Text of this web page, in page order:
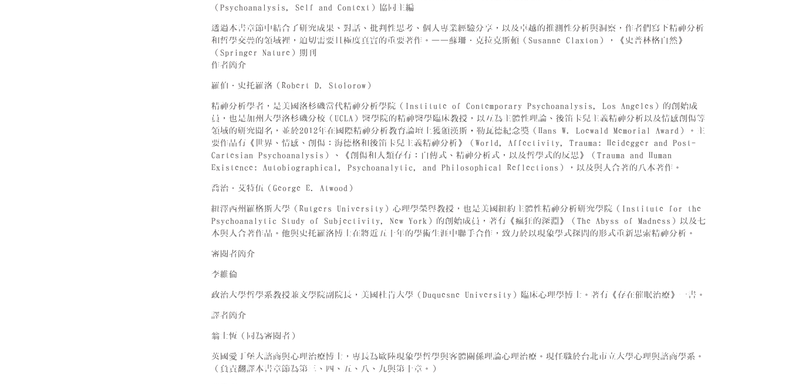
（Psychoanalysis, Self and Context）協同主編
透過本書章節中結合了研究成果、對話、批判性思考、個人專業經驗分享，以及卓越的推測性分析與洞察，作者們寫下精神分析
和哲學交疊的領域裡，迫切需要且極度真實的重要著作。——蘇珊．克拉克斯頓（Susanne Claxton），《史普林格自然》
（Springer Nature）期刊
作者簡介
羅伯．史托羅洛（Robert D. Stolorow）
精神分析學者，是美國洛杉磯當代精神分析學院（Institute of Contemporary Psychoanalysis, Los Angeles）的創始成
員，也是加州大學洛杉磯分校（UCLA）醫學院的精神醫學臨床教授，以互為主體性理論、後笛卡兒主義精神分析以及情感創傷等
領域的研究聞名，並於2012年在國際精神分析教育論壇上獲頒漢斯‧勒瓦德紀念獎（Hans W. Loewald Memorial Award）。主
要作品有《世界、情感、創傷：海德格和後笛卡兒主義精神分析》（World, Affectivity, Trauma: Heidegger and Post-
Cartesian Psychoanalysis）、《創傷和人類存有：自傳式、精神分析式，以及哲學式的反思》（Trauma and Human
Existence: Autobiographical, Psychoanalytic, and Philosophical Reflections），以及與人合著的八本著作。
喬治．艾特伍（George E. Atwood）
紐澤西州羅格斯大學（Rutgers University）心理學榮譽教授，也是美國紐約主體性精神分析研究學院（Institute for the
Psychoanalytic Study of Subjectivity, New York）的創始成員，著有《瘋狂的深淵》（The Abyss of Madness）以及七
本與人合著作品。他與史托羅洛博士在將近五十年的學術生涯中聯手合作，致力於以現象學式探問的形式重新思索精神分析。
審閱者簡介
李維倫
政治大學哲學系教授兼文學院副院長，美國杜肯大學（Duquesne University）臨床心理學博士。著有《存在催眠治療》一書。
譯者簡介
翁士恆（同為審閱者）
英國愛丁堡大諮商與心理治療博士，專長為歐陸現象學哲學與客體關係理論心理治療。現任職於台北市立大學心理與諮商學系。
（負責翻譯本書章節為第三、四、五、八、九與第十章。）